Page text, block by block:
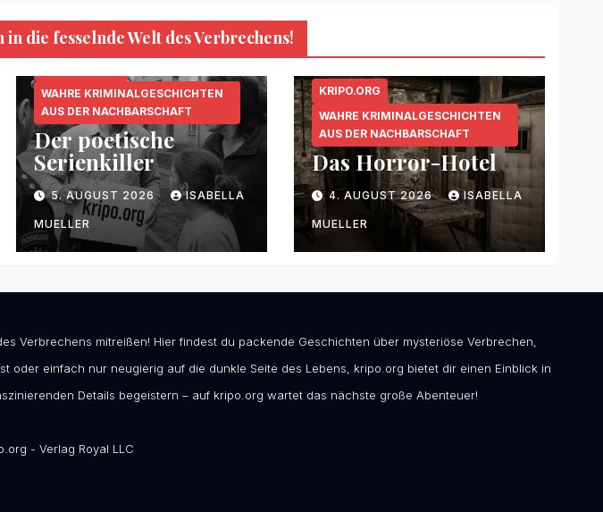
die fesselnde Welt des Verbrechens!
KRIPO.ORG
MORDFÄLLE
WAHRE KRIMINALGESCHICHTEN
AUS DER NACHBARSCHAFT
Der poetische
Serienkiller
5. AUGUST 2026 ISABELLA
MUELLER
KRIPO.ORG
WAHRE KRIMINALGESCHICHTEN
AUS DER NACHBARSCHAFT
Das Horror-Hotel
4. AUGUST 2026 ISABELLA
MUELLER
Verbrechens mitreißen! Hier findest du packende Geschichten über mysteriöse Verbrechen,
oder einfach nur neugierig auf die dunkle Seite des Lebens, kripo.org bietet dir einen Einblick in
Details begeistern – auf kripo.org wartet das nächste große Abenteuer!
- Verlag Royal LLC